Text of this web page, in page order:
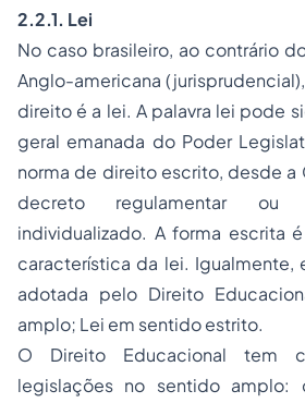
2.2.1. Lei
No caso brasileiro, ao contrário
Anglo-americana
direito é a lei. A palavra lei pode
geral emanada do Poder
norma de direito escrito, desde a
decreto regulamentar ou
individualizado. A forma escrita
característica da lei. Igualmente,
adotada pelo Direito
amplo; Lei em sentido estrito.
O Direito Educacional tem
legislações no sentido amplo: